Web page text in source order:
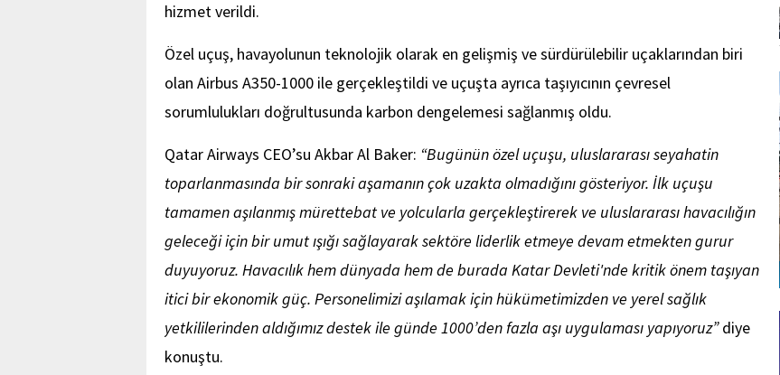
hizmet verildi.
Özel uçuş, havayolunun teknolojik olarak en gelişmiş ve sürdürülebilir uçaklarından biri
olan Airbus A350-1000 ile gerçekleştildi ve uçuşta ayrıca taşıyıcının çevresel
sorumlulukları doğrultusunda karbon dengelemesi sağlanmış oldu.
Qatar Airways CEO’su Akbar Al Baker: “Bugünün özel uçuşu, uluslararası seyahatin
toparlanmasında bir sonraki aşamanın çok uzakta olmadığını gösteriyor. İlk uçuşu
tamamen aşılanmış mürettebat ve yolcularla gerçekleştirerek ve uluslararası havacılığın
geleceği için bir umut ışığı sağlayarak sektöre liderlik etmeye devam etmekten gurur
duyuyoruz. Havacılık hem dünyada hem de burada Katar Devleti'nde kritik önem taşıyan
itici bir ekonomik güç. Personelimizi aşılamak için hükümetimizden ve yerel sağlık
yetkililerinden aldığımız destek ile günde 1000’den fazla aşı uygulaması yapıyoruz”diye
konuştu.